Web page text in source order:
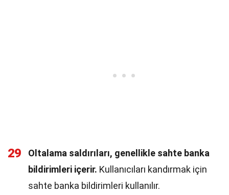
29
Oltalama saldırıları, genellikle sahte banka
bildirimleri içerir. Kullanıcıları kandırmak için
sahte banka bildirimleri kullanılır.